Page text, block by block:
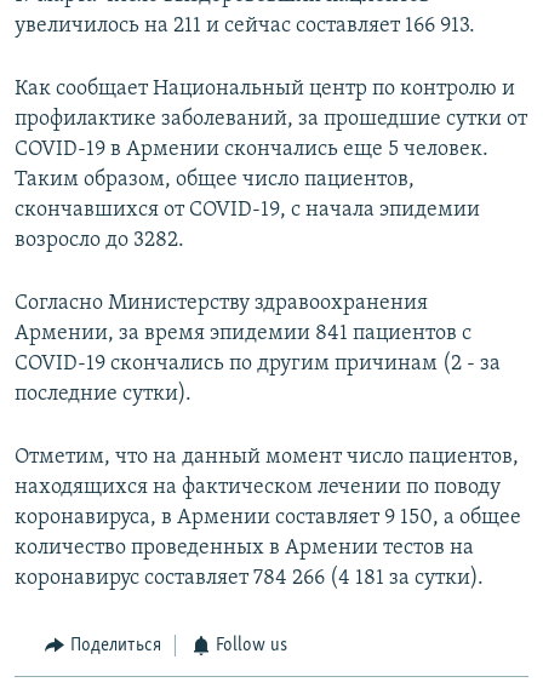
увеличилось на 211 и сейчас составляет 166 913.
Как сообщает Национальный центр по контролю и
профилактике заболеваний, за прошедшие сутки от
COVID-19 в Армении скончались еще 5 человек.
Таким образом, общее число пациентов,
скончавшихся от COVID-19, с начала эпидемии
возросло до 3282.
Согласно Министерству здравоохранения
Армении, за время эпидемии 841 пациентов с
COVID-19 скончались по другим причинам (2 - за
последние сутки).
Отметим, что на данный момент число пациентов,
находящихся на фактическом лечении по поводу
коронавируса, в Армении составляет 9 150, а общее
количество проведенных в Армении тестов на
коронавирус составляет 784 266 (4 181 за сутки).
Поделиться Follow us